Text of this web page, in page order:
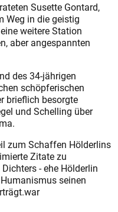
Susette Gontard,
Weg in die geistig
weitere Station
aber angespannten
des 34-jährigen
schöpferischen
brieflich besorgte
und Schelling über
zum Schaffen Hölderlins
Zitate zu
- ehe Hölderlin
seinen